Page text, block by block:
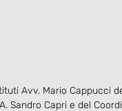
Avv. Mario Cappucci
Sandro Capri e del